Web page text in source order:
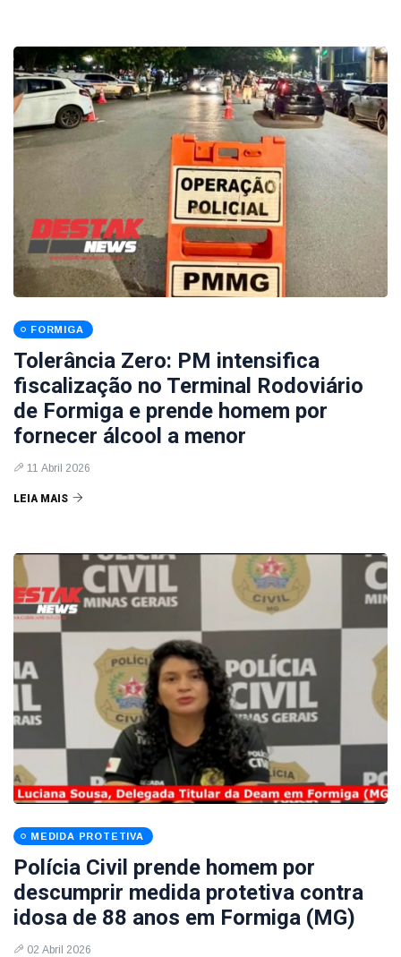
FORMIGA
Tolerância Zero: PM intensifica
fiscalização no Terminal Rodoviário
de Formiga e prende homem por
fornecer álcool a menor
11 Abril 2026
LEIA MAIS
MEDIDA PROTETIVA
Polícia Civil prende homem por
descumprir medida protetiva contra
idosa de 88 anos em Formiga (MG)
02 Abril 2026